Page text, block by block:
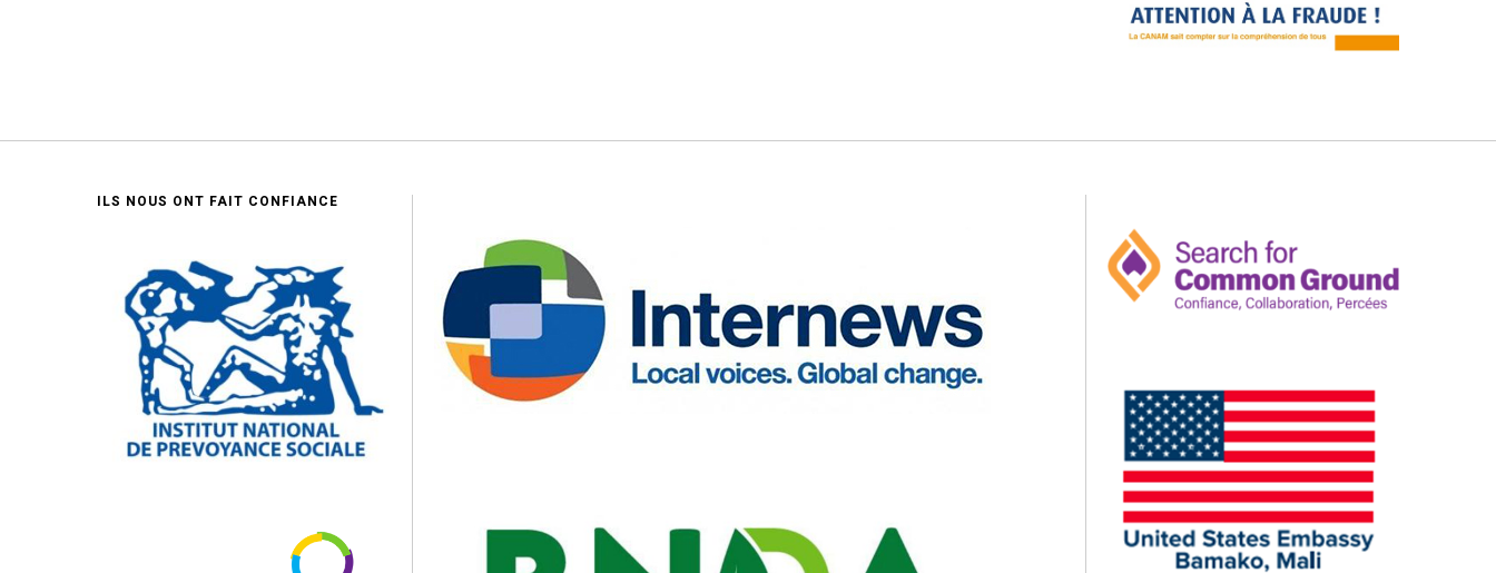
ILS NOUS ONT FAIT CONFIANCE